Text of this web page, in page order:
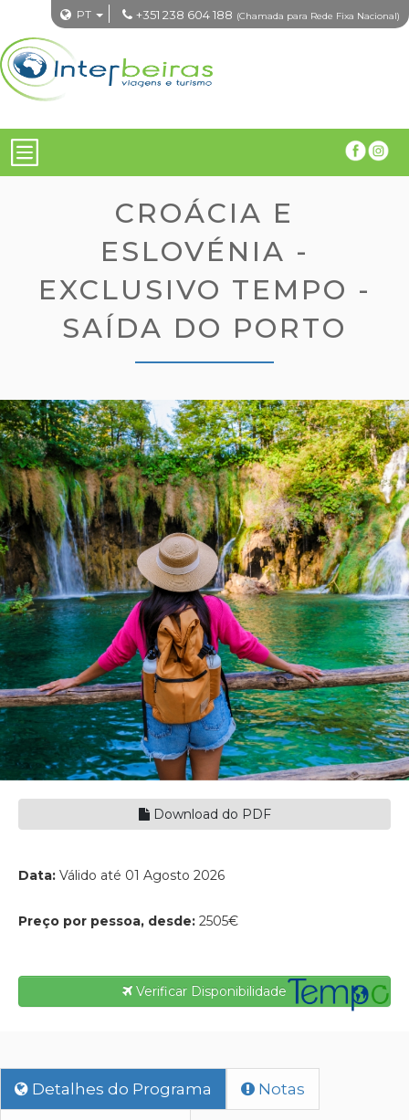
PT +351 238 604 188 (Chamada para Rede Fixa Nacional)
CROÁCIA E
ESLOVÉNIA -
EXCLUSIVO TEMPO -
SAÍDA DO PORTO
Download do PDF
Data: Válido até 01 Agosto 2026
Preço por pessoa, desde: 2505€
Verificar Disponibilidade
Detalhes do Programa Notas